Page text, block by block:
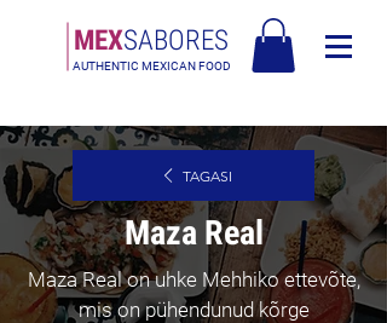
MEXSABORES
AUTHENTIC MEXICAN FOOD
TAGASI
Maza Real
Maza Real on uhke Mehhiko ettevõte,
mis on pühendunud kõrge